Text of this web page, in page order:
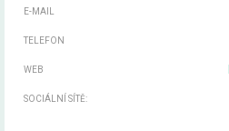
E-MAIL
TELEFON
WEB
SOCIÁLNÍ SÍTĚ: